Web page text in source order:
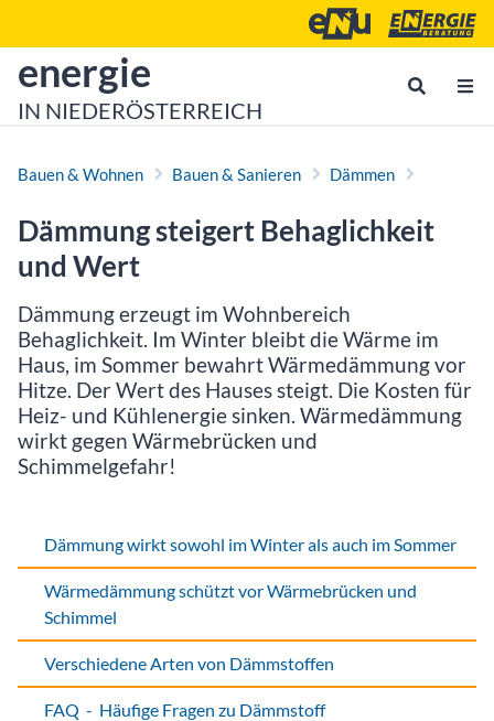
Energie- und
zur Startseite von
energie
IN NIEDERÖSTERREICH
Bauen & Wohnen Bauen & Sanieren Dämmen
Dämmung steigert Behaglichkeit
und Wert
Dämmung erzeugt im Wohnbereich
Behaglichkeit. Im Winter bleibt die Wärme im
Haus, im Sommer bewahrt Wärmedämmung vor
Hitze. Der Wert des Hauses steigt. Die Kosten für
Heiz- und Kühlenergie sinken. Wärmedämmung
wirkt gegen Wärmebrücken und
Schimmelgefahr!
Dämmung wirkt sowohl im Winter als auch im Sommer
Wärmedämmung schützt vor Wärmebrücken und
Schimmel
Verschiedene Arten von Dämmstoffen
FAQ - Häufige Fragen zu Dämmstoff